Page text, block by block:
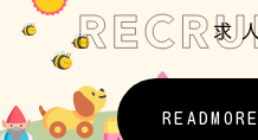
READMORE